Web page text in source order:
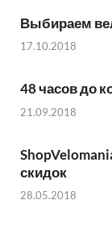
Выбираем
17.10.2018
48 часов до
21.09.2018
скидок
28.05.2018